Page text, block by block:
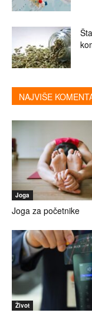
NAJVIŠE
Joga
Joga za početnike
Život